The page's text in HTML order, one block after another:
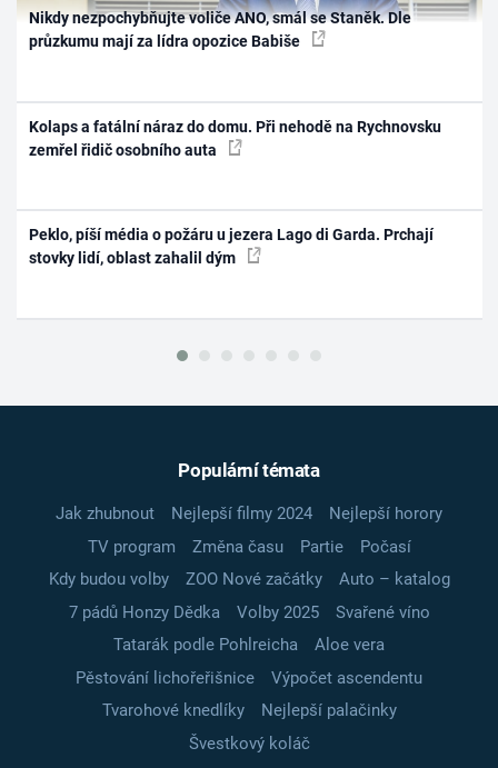
Nikdy nezpochybňujte voliče ANO, smál se Staněk. Dle
průzkumu mají za lídra opozice Babiše
Kolaps a fatální náraz do domu. Při nehodě na Rychnovsku
zemřel řidič osobního auta
Peklo, píší média o požáru u jezera Lago di Garda. Prchají
stovky lidí, oblast zahalil dým
Populární témata
Jak zhubnout Nejlepší filmy 2024
Nejlepší horory
TV program
Změna času Partie
Počasí
Kdy budou volby
ZOO Nové začátky
Auto – katalog
7 pádů Honzy Dědka
Volby 2025
Svařené víno
Tatarák podle Pohlreicha
Aloe vera
Pěstování lichořeřišnice
Výpočet ascendentu
Tvarohové knedlíky
Nejlepší palačinky
Švestkový koláč